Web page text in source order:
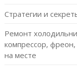
Стратегии и
Ремонт
компрессор, фреон,
на месте